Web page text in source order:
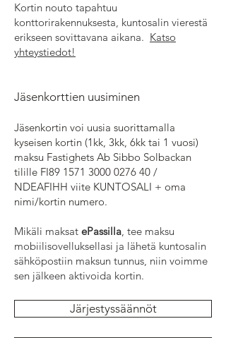
Kortin nouto tapahtuu
konttorirakennuksesta, kuntosalin vierestä
erikseen sovittavana aikana. Katso
yhteystiedot!
Jäsenkorttien uusiminen
Jäsenkortin voi uusia suorittamalla
kyseisen kortin (1kk, 3kk, 6kk tai 1 vuosi)
maksu Fastighets Ab Sibbo Solbackan
tilille FI89 1571 3000 0276 40 /
NDEAFIHH viite KUNTOSALI + oma
nimi/kortin numero.
Mikäli maksat ePassilla, tee maksu
mobiilisovelluksellasi ja lähetä kuntosalin
sähköpostiin maksun tunnus, niin voimme
sen jälkeen aktivoida kortin.
Järjestyssäännöt